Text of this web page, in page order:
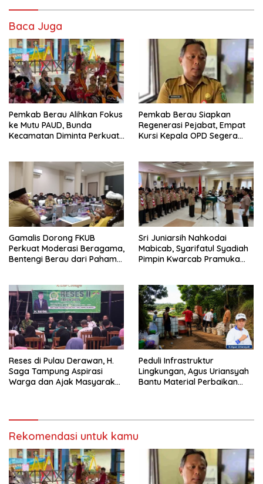
Baca Juga
Pemkab Berau Alihkan Fokus
ke Mutu PAUD, Bunda
Kecamatan Diminta Perkuat
Pemkab Berau Siapkan
Regenerasi Pejabat, Empat
Kursi Kepala OPD Segera
Gamalis Dorong FKUB
Perkuat Moderasi Beragama,
Bentengi Berau dari Paham
Sri Juniarsih Nahkodai
Mabicab, Syarifatul Syadiah
Pimpin Kwarcab Pramuka
Reses di Pulau Derawan, H.
Saga Tampung Aspirasi
Warga dan Ajak Masyarakat
Peduli Infrastruktur
Lingkungan, Agus Uriansyah
Bantu Material Perbaikan
Rekomendasi untuk kamu